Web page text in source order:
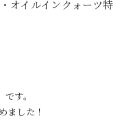
オイルインクォーツ特
す。
ました！